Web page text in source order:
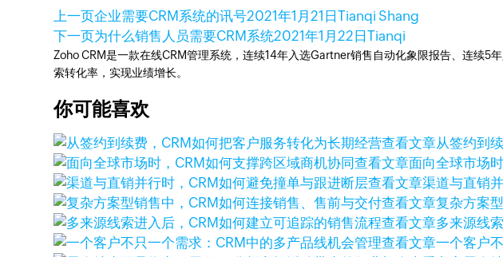
上一页企业需要CRM系统的讯号2021年1月21日Tianqi Shang
下一页为什么销售人员需要CRM系统2021年1月22日Tianqi
Zoho CRM是一款在线CRM管理系统，连续14年入选Gartner销售自动化象限报告、连续
索转化率，实现业绩增长。
你可能喜欢
查看文章从签约到
查看文章面向全球市场
查看文章渠道与直销
查看文章复杂方案
查看文章多来源线
查看文章一个客户